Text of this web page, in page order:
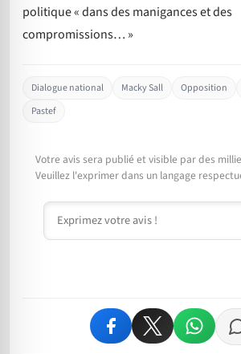
politique « dans des manigances et des
compromissions… »
Dialogue national Macky Sall Opposition
Pastef
Votre avis sera publié et visible par des
Veuillez l'exprimer dans un langage
Commentaire